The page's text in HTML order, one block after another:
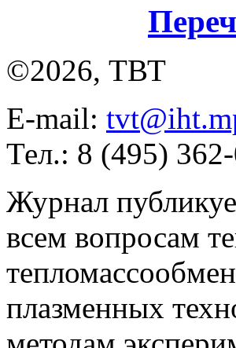
©2026, ТВТ
E-mail:
Тел.: 8 (495)
Журнал
всем вопросам
плазменных